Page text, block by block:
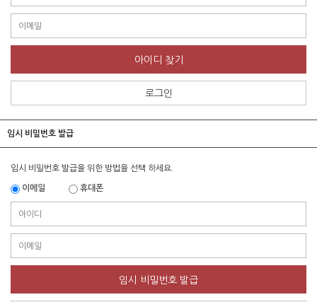
아이디 찾기
로그인
임시 비밀번호 발급
임시 비밀번호 발급을 위한 방법을 선택 하세요.
이메일
휴대폰
임시 비밀번호 발급